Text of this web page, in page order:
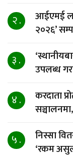
२ .
आईएमई
२०२६’
३ .
उपलब्ध
४ .
करदाता
५ .
निस्सा
‘रकम